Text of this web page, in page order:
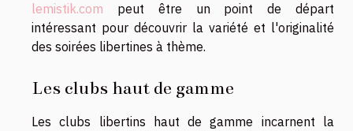
lemistik.com peut être un point de départ
intéressant pour découvrir la variété et l'originalité
des soirées libertines à thème.
Les clubs haut de gamme
Les clubs libertins haut de gamme incarnent la